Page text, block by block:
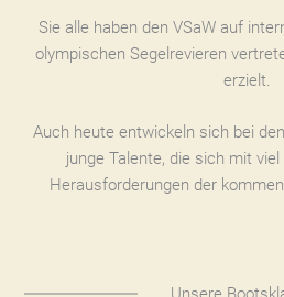
Sie alle haben den VSaW auf
olympischen Segelrevieren
erzielt.
Auch heute entwickeln sich bei
junge Talente, die sich mit
Herausforderungen der